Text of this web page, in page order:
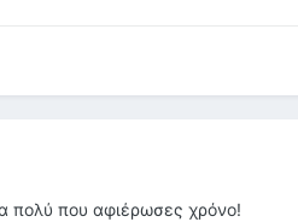
πολύ που αφιέρωσες χρόνο!